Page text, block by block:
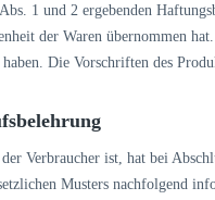
1 und 2 ergebenden
der Waren übernommen
Die Vorschriften des
Verbraucher ist, hat bei
Musters nachfolgend